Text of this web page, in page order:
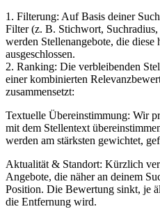
1. Filterung: Auf Basis deiner
Filter (z. B. Stichwort,
werden Stellenangebote, die
ausgeschlossen.
2. Ranking: Die verbleibenden
einer kombinierten
zusammensetzt:
Textuelle Übereinstimmung: Wir
mit dem Stellentext
werden am stärksten gewichtet,
Aktualität & Standort: Kürzlich
Angebote, die näher an deinem
Position. Die Bewertung sinkt, je
die Entfernung wird.